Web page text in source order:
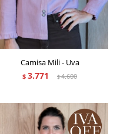
Camisa Mili - Uva
$ 3.771 $4.600